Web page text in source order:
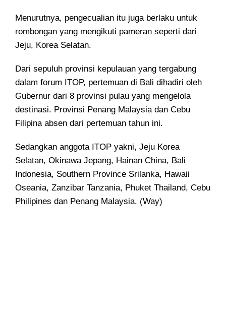
Menurutnya, pengecualian itu juga berlaku untuk
rombongan yang mengikuti pameran seperti dari
Jeju, Korea Selatan.
Dari sepuluh provinsi kepulauan yang tergabung
dalam forum ITOP, pertemuan di Bali dihadiri oleh
Gubernur dari 8 provinsi pulau yang mengelola
destinasi. Provinsi Penang Malaysia dan Cebu
Filipina absen dari pertemuan tahun ini.
Sedangkan anggota ITOP yakni, Jeju Korea
Selatan, Okinawa Jepang, Hainan China, Bali
Indonesia, Southern Province Srilanka, Hawaii
Oseania, Zanzibar Tanzania, Phuket Thailand, Cebu
Philipines dan Penang Malaysia. (Way)